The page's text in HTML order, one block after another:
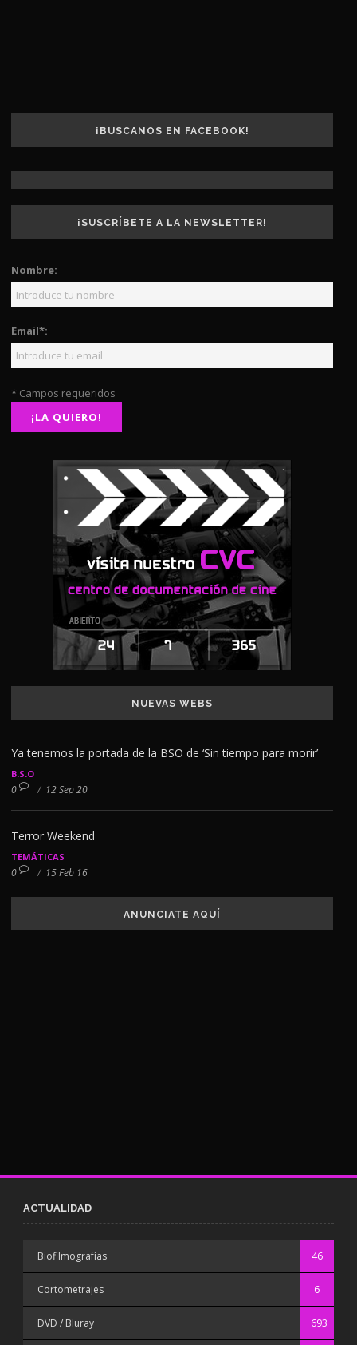
¡BUSCANOS EN FACEBOOK!
¡SUSCRÍBETE A LA NEWSLETTER!
Nombre:
Email*:
* Campos requeridos
NUEVAS WEBS
Ya tenemos la portada de la BSO de ‘Sin tiempo para morir’
B.S.O
0 / 12 Sep 20
Terror Weekend
TEMÁTICAS
0 / 15 Feb 16
ANUNCIATE AQUÍ
ACTUALIDAD
Biofilmografías 46
Cortometrajes 6
DVD / Bluray 693